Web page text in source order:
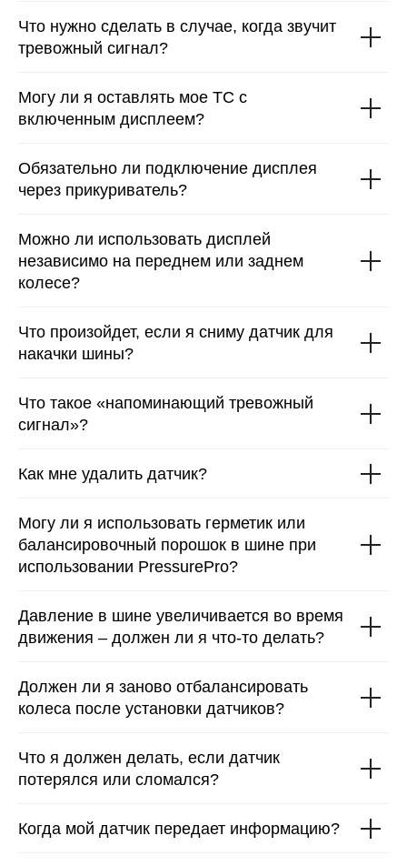
Что нужно сделать в случае, когда звучит
тревожный сигнал?
Могу ли я оставлять мое ТС с
включенным дисплеем?
Обязательно ли подключение дисплея
через прикуриватель?
Можно ли использовать дисплей
независимо на переднем или заднем
колесе?
Что произойдет, если я сниму датчик для
накачки шины?
Что такое «напоминающий тревожный
сигнал»?
Как мне удалить датчик?
Могу ли я использовать герметик или
балансировочный порошок в шине при
использовании PressurePro?
Давление в шине увеличивается во время
движения – должен ли я что-то делать?
Должен ли я заново отбалансировать
колеса после установки датчиков?
Что я должен делать, если датчик
потерялся или сломался?
Когда мой датчик передает информацию?